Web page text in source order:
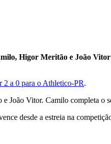
Higor Meritão e João
2 a 0 para o Athletico-PR.
João Vitor. Camilo completa o
desde a estreia na